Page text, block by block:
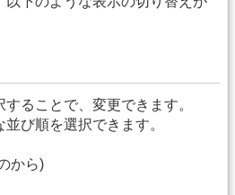
ることで、変更できます。
び順を選択できます。
から)